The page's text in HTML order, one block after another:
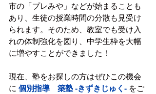
市の「プレみや」などが始まることも
あり、生徒の授業時間の分散も見受け
られます。そのため、教室でも受け入
れの体制強化を図り、中学生枠を大幅
に増やすことができました！
現在、塾をお探しの方はぜひこの機会
に 個別指導　築塾 -きずきじゅく- をご